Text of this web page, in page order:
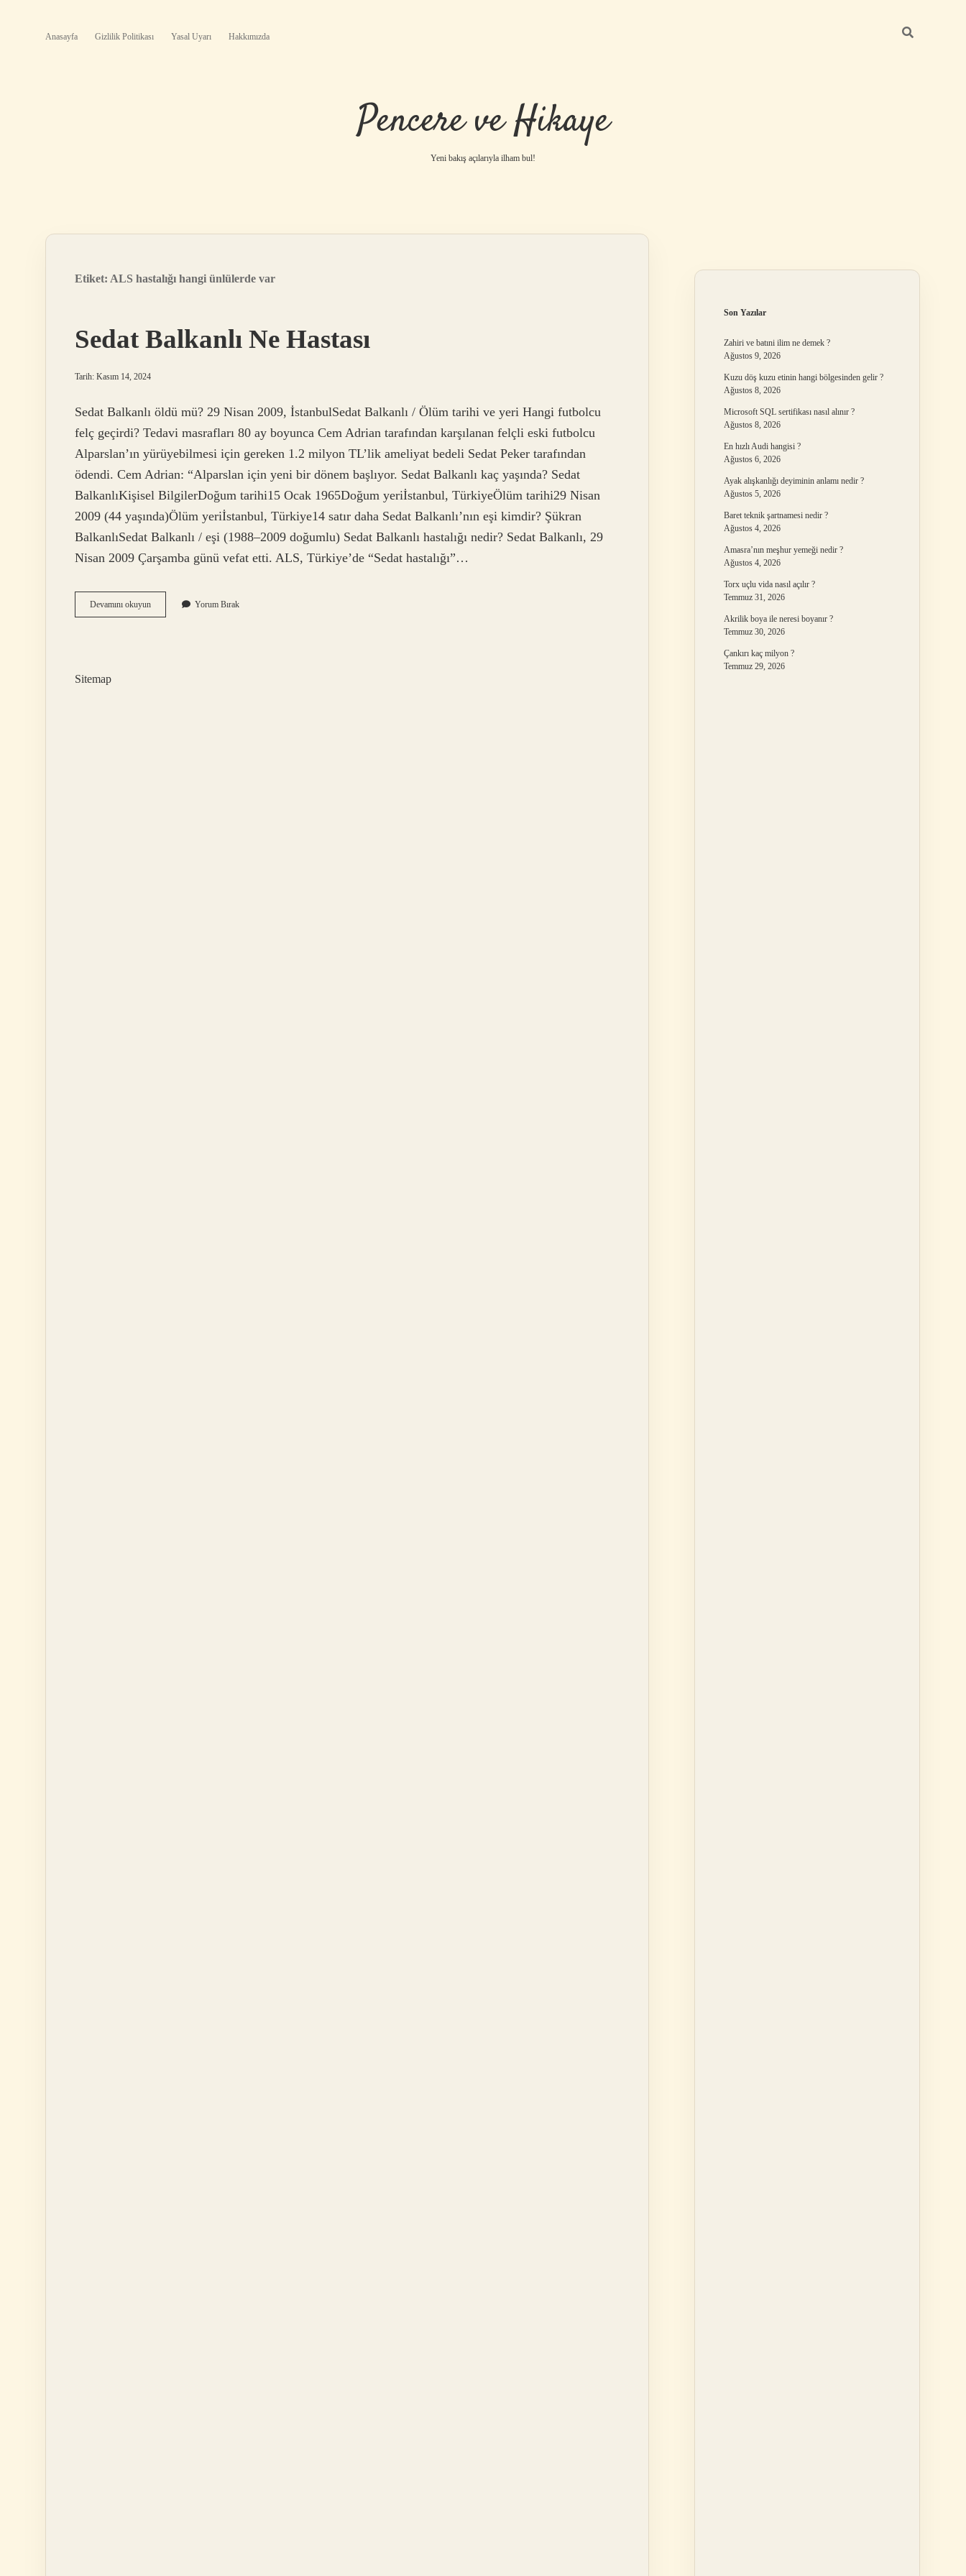
Anasayfa Gizlilik Politikası Yasal Uyarı Hakkımızda
Pencere ve Hikaye
Yeni bakış açılarıyla ilham bul!
Etiket: ALS hastalığı hangi ünlülerde var
Sedat Balkanlı Ne Hastası
Tarih: Kasım 14, 2024
Sedat Balkanlı öldü mü? 29 Nisan 2009, İstanbulSedat Balkanlı / Ölüm tarihi ve yeri Hangi futbolcu
felç geçirdi? Tedavi masrafları 80 ay boyunca Cem Adrian tarafından karşılanan felçli eski futbolcu
Alparslan’ın yürüyebilmesi için gereken 1.2 milyon TL’lik ameliyat bedeli Sedat Peker tarafından
ödendi. Cem Adrian: “Alparslan için yeni bir dönem başlıyor. Sedat Balkanlı kaç yaşında? Sedat
BalkanlıKişisel BilgilerDoğum tarihi15 Ocak 1965Doğum yeriİstanbul, TürkiyeÖlüm tarihi29 Nisan
2009 (44 yaşında)Ölüm yeriİstanbul, Türkiye14 satır daha Sedat Balkanlı’nın eşi kimdir? Şükran
BalkanlıSedat Balkanlı / eşi (1988–2009 doğumlu) Sedat Balkanlı hastalığı nedir? Sedat Balkanlı, 29
Nisan 2009 Çarşamba günü vefat etti. ALS, Türkiye’de “Sedat hastalığı”…
Devamını okuyunSedat
Balkanlı
Yorum Bırak
Sitemap
Son Yazılar
Zahiri ve batıni ilim ne demek ?
Ağustos 9, 2026
Kuzu döş kuzu etinin hangi bölgesinden gelir ?
Ağustos 8, 2026
Microsoft SQL sertifikası nasıl alınır ?
Ağustos 8, 2026
En hızlı Audi hangisi ?
Ağustos 6, 2026
Ayak alışkanlığı deyiminin anlamı nedir ?
Ağustos 5, 2026
Baret teknik şartnamesi nedir ?
Ağustos 4, 2026
Amasra’nın meşhur yemeği nedir ?
Ağustos 4, 2026
Torx uçlu vida nasıl açılır ?
Temmuz 31, 2026
Akrilik boya ile neresi boyanır ?
Temmuz 30, 2026
Çankırı kaç milyon ?
Temmuz 29, 2026